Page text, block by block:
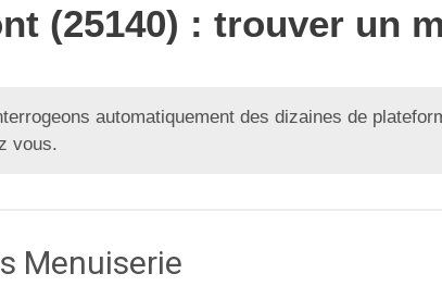
(25140) : trouver un
automatiquement des dizaines de
vous.
Menuiserie